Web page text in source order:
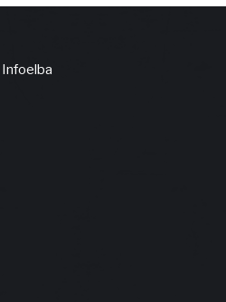
Infoelba